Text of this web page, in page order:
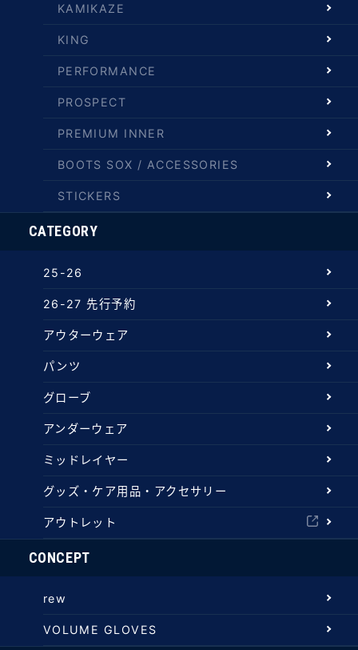
KAMIKAZE
KING
PERFORMANCE
PROSPECT
PREMIUM INNER
BOOTS SOX / ACCESSORIES
STICKERS
CATEGORY
25-26
26-27 先行予約
アウターウェア
パンツ
グローブ
アンダーウェア
ミッドレイヤー
グッズ・ケア用品・アクセサリー
アウトレット
CONCEPT
rew
VOLUME GLOVES